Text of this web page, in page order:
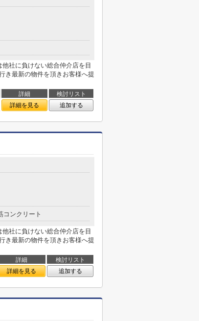
社に負けない総合仲介店を目
き最新の物件を頂きお客様へ提
詳細
検討リスト
詳細を見る 追加する
コンクリート
社に負けない総合仲介店を目
き最新の物件を頂きお客様へ提
詳細
検討リスト
詳細を見る 追加する